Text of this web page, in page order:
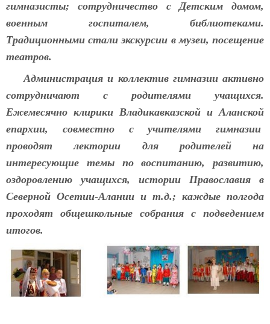
гимназисты; сотрудничество с Детским домом,
военным госпиталем, библиотеками.
Традиционными стали экскурсии в музеи, посещение
театров.
Администрация и коллектив гимназии активно
сотрудничают с родителями учащихся.
Ежемесячно клирики Владикавказской и Аланской
епархии, совместно с учителями гимназии
проводят лектории для родителей на
интересующие темы по воспитанию, развитию,
оздоровлению учащихся, истории Православия в
Северной Осетии-Алании и т.д.; каждые полгода
проходят общешкольные собрания с подведением
итогов.